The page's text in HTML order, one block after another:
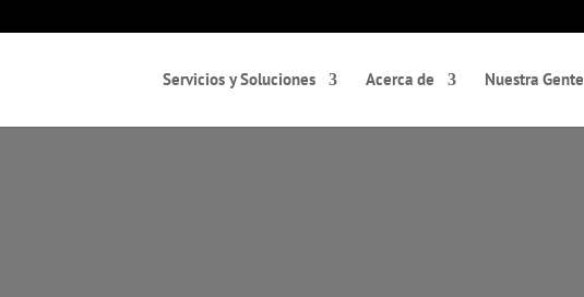
Servicios y Soluciones Acerca de Nuestra Gente